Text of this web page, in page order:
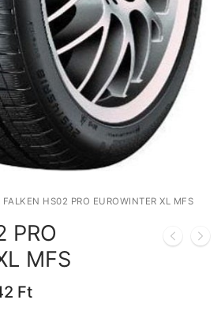
FALKEN HS02 PRO EUROWINTER XL MFS
PRO
MFS
FtCurrent